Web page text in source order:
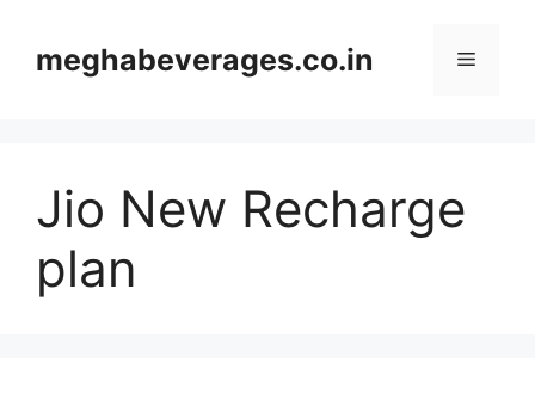
contentmeghabeverages.co.in Menu
Jio New Recharge
plan